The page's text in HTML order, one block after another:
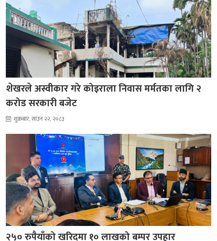
शेखरले अस्वीकार गरे कोइराला निवास मर्मतका लागि २
करोड सरकारी बजेट
शुक्रबार, साउन २२, २०८३
२५० रुपैयाँको खरिदमा १० लाखको बम्पर उपहार